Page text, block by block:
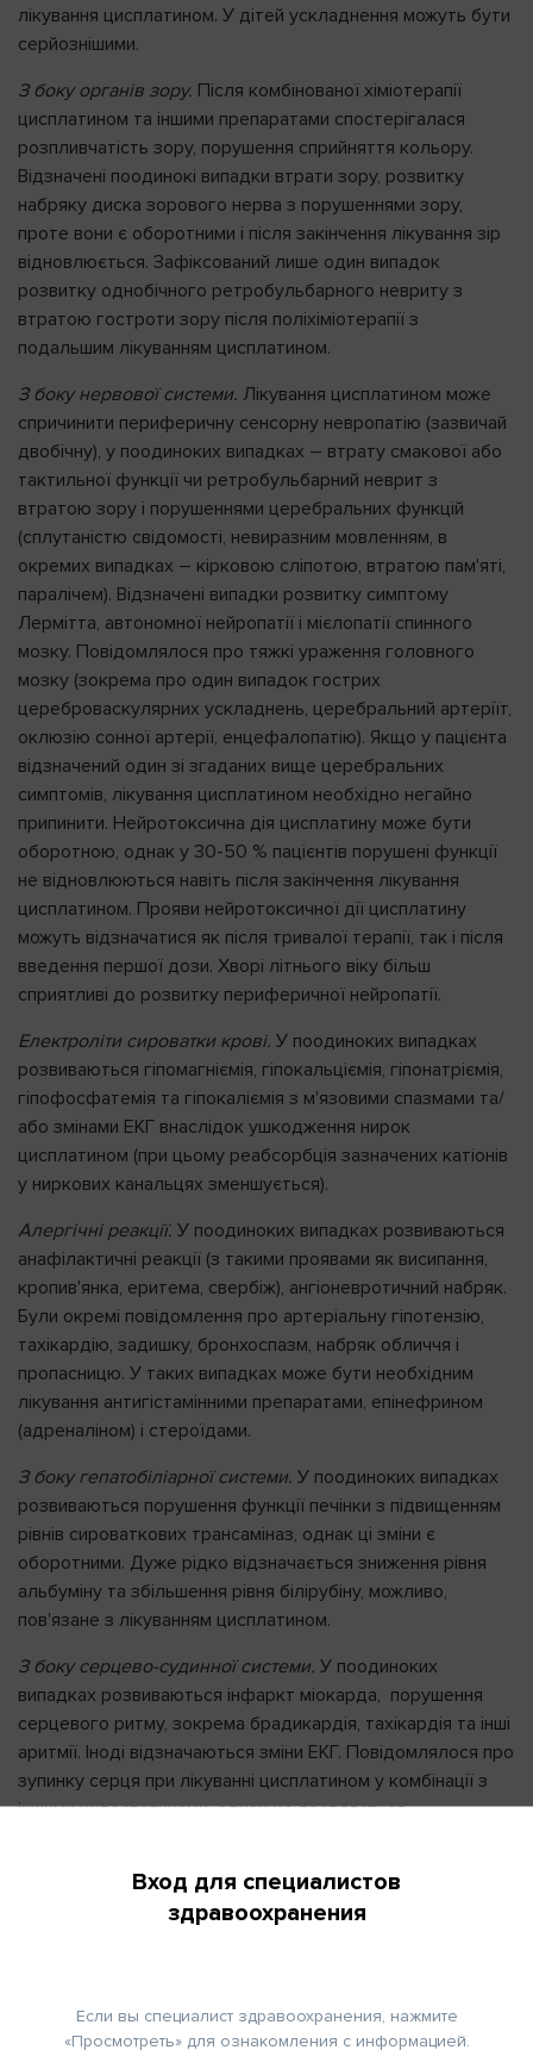
лікування цисплатином. У дітей ускладнення можуть бути
серйознішими.
З боку органів зору. Після комбінованої хіміотерапії
цисплатином та іншими препаратами спостерігалася
розпливчатість зору, порушення сприйняття кольору.
Відзначені поодинокі випадки втрати зору, розвитку
набряку диска зорового нерва з порушеннями зору,
проте вони є оборотними і після закінчення лікування зір
відновлюється. Зафіксований лише один випадок
розвитку однобічного ретробульбарного невриту з
втратою гостроти зору після поліхіміотерапії з
подальшим лікуванням цисплатином.
З боку нервової системи. Лікування цисплатином може
спричинити периферичну сенсорну невропатію (зазвичай
двобічну), у поодиноких випадках – втрату смакової або
тактильної функції чи ретробульбарний неврит з
втратою зору і порушеннями церебральних функцій
(сплутаністю свідомості, невиразним мовленням, в
окремих випадках – кірковою сліпотою, втратою пам'яті,
паралічем). Відзначені випадки розвитку симптому
Лермітта, автономної нейропатії і мієлопатії спинного
мозку. Повідомлялося про тяжкі ураження головного
мозку (зокрема про один випадок гострих
цереброваскулярних ускладнень, церебральний артеріїт,
оклюзію сонної артерії, енцефалопатію). Якщо у пацієнта
відзначений один зі згаданих вище церебральних
симптомів, лікування цисплатином необхідно негайно
припинити. Нейротоксична дія цисплатину може бути
оборотною, однак у 30-50 % пацієнтів порушені функції
не відновлюються навіть після закінчення лікування
цисплатином. Прояви нейротоксичної дії цисплатину
можуть відзначатися як після тривалої терапії, так і після
введення першої дози. Хворі літнього віку більш
сприятливі до розвитку периферичної нейропатії.
Електроліти сироватки крові. У поодиноких випадках
розвиваються гіпомагніємія, гіпокальціємія, гіпонатріємія,
гіпофосфатемія та гіпокаліємія з м'язовими спазмами та/
або змінами ЕКГ внаслідок ушкодження нирок
цисплатином (при цьому реабсорбція зазначених катіонів
у ниркових канальцях зменшується).
Алергічні реакції. У поодиноких випадках розвиваються
анафілактичні реакції (з такими проявами як висипання,
кропив'янка, еритема, свербіж), ангіоневротичний набряк.
Були окремі повідомлення про артеріальну гіпотензію,
тахікардію, задишку, бронхоспазм, набряк обличчя і
пропасницю. У таких випадках може бути необхідним
лікування антигістамінними препаратами, епінефрином
(адреналіном) і стероїдами.
З боку гепатобіліарної системи. У поодиноких випадках
розвиваються порушення функції печінки з підвищенням
рівнів сироваткових трансаміназ, однак ці зміни є
оборотними. Дуже рідко відзначається зниження рівня
альбуміну та збільшення рівня білірубіну, можливо,
пов'язане з лікуванням цисплатином.
З боку серцево-судинної системи. У поодиноких
випадках розвиваються інфаркт міокарда, порушення
серцевого ритму, зокрема брадикардія, тахікардія та інші
аритмії. Іноді відзначаються зміни ЕКГ. Повідомлялося про
зупинку серця при лікуванні цисплатином у комбінації з
іншими цитостатиками, однак це трапляється
З боку імунної системи.Можлива імуносупресія.
Інші побічні ефекти.Можливі локальні набряки і біль,
спостерігатися гикавка, нездужання, слабкість,
дегідратація.
Вход для специалистов
здравоохранения
Если вы специалист здравоохранения, нажмите
«Просмотреть» для ознакомления с информацией.